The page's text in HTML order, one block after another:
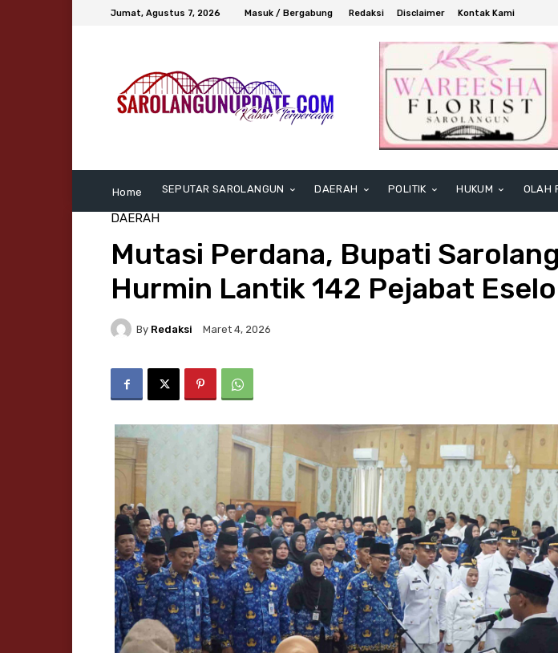
Jumat, Agustus 7, 2026 Masuk / Bergabung Redaksi Disclaimer Kontak Kami
Home SEPUTAR SAROLANGUN DAERAH POLITIK HUKUM OLAH
DAERAH
Mutasi Perdana, Bupati
Hurmin Lantik 142 Pejabat
By Redaksi Maret 4, 2026